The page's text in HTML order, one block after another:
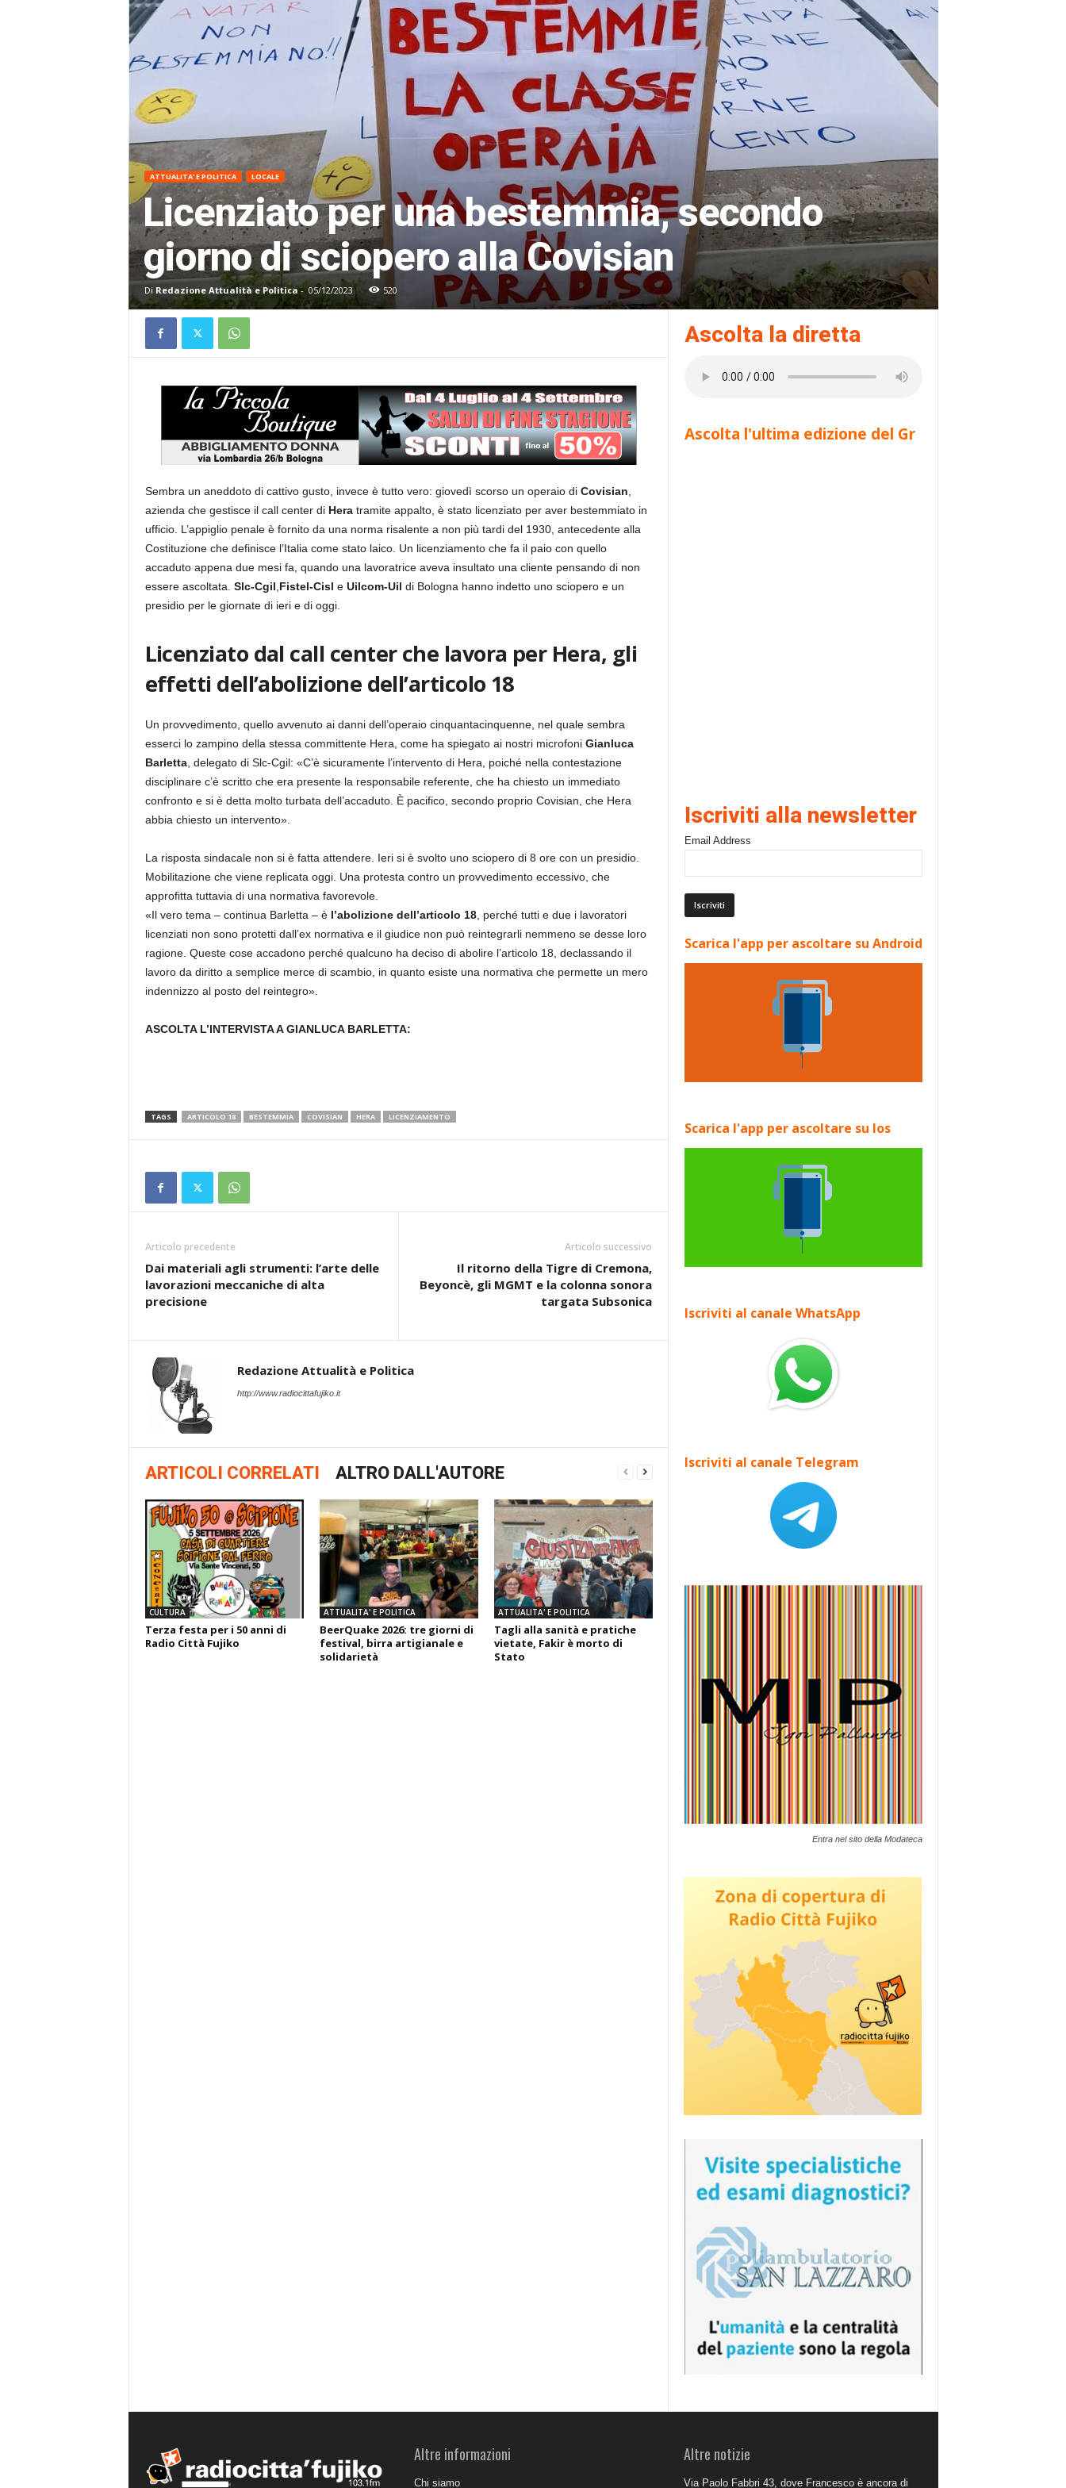
ATTUALITA' E POLITICA LOCALE
Licenziato per una bestemmia, secondo
giorno di sciopero alla Covisian
Di Redazione Attualità e Politica- 05/12/2023 520
Sembra un aneddoto di cattivo gusto, invece è tutto vero: giovedì scorso un operaio di Covisian
azienda che gestisce il call center di Heratramite appalto, è stato licenziato per aver bestemmiato in
ufficio. L’appiglio penale è fornito da una norma risalente a non più tardi del 1930, antecedente alla
Costituzione che definisce l’Italia come stato laico. Un licenziamento che fa il paio con quello
accaduto appena due mesi fa, quando una lavoratrice aveva insultato una cliente pensando di non
essere ascoltata. Slc-Cgil Fistel-Cisl e Uilcom-Uil di Bologna hanno indetto uno sciopero e un
presidio per le giornate di ieri e di oggi.
Licenziato dal call center che lavora per Hera, gli
effetti dell’abolizione dell’articolo 18
Un provvedimento, quello avvenuto ai danni dell’operaio cinquantacinquenne, nel quale sembra
esserci lo zampino della stessa committente Hera, come ha spiegato ai nostri microfoni Gianluca
Barletta, delegato di Slc-Cgil: «C’è sicuramente l’intervento di Hera, poiché nella contestazione
disciplinare c’è scritto che era presente la responsabile referente, che ha chiesto un immediato
confronto e si è detta molto turbata dell’accaduto. È pacifico, secondo proprio Covisian, che Hera
abbia chiesto un intervento».
La risposta sindacale non si è fatta attendere. Ieri si è svolto uno sciopero di 8 ore con un presidio.
Mobilitazione che viene replicata oggi. Una protesta contro un provvedimento eccessivo, che
approfitta tuttavia di una normativa favorevole.
«Il vero tema – continua Barletta – è l’abolizione dell’articolo 18, perché tutti e due i lavoratori
licenziati non sono protetti dall’ex normativa e il giudice non può reintegrarli nemmeno se desse loro
ragione. Queste cose accadono perché qualcuno ha deciso di abolire l’articolo 18, declassando il
lavoro da diritto a semplice merce di scambio, in quanto esiste una normativa che permette un mero
indennizzo al posto del reintegro».
ASCOLTA L’INTERVISTA A GIANLUCA BARLETTA:
TAGS ARTICOLO 18 BESTEMMIA COVISIAN HERA LICENZIAMENTO
Articolo precedente
Dai materiali agli strumenti: l’arte delle
lavorazioni meccaniche di alta
precisione
Articolo successivo
Il ritorno della Tigre di Cremona,
Beyoncè, gli MGMT e la colonna sonora
targata Subsonica
Redazione Attualità e Politica
http://www.radiocittafujiko.it
ARTICOLI CORRELATI ALTRO DALL'AUTORE
CULTURA
Terza festa per i 50 anni di
Radio Città Fujiko
ATTUALITA' E POLITICA
BeerQuake 2026: tre giorni di
festival, birra artigianale e
solidarietà
ATTUALITA' E POLITICA
Tagli alla sanità e pratiche
vietate, Fakir è morto di
Stato
Ascolta la diretta
Ascolta l'ultima edizione del Gr
Iscriviti alla newsletter
Email Address
Scarica l'app per ascoltare su Android
Scarica l'app per ascoltare su Ios
Iscriviti al canale WhatsApp
Iscriviti al canale Telegram
Entra nel sito della Modateca
Altre informazioni
Chi siamo
Altre notizie
Via Paolo Fabbri 43, dove Francesco è ancora di